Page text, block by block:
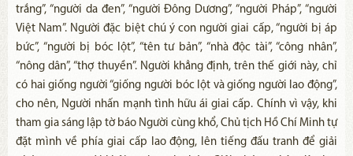
trắng”, “người da đen”, “người Đông Dương”, “người Pháp”, “người
Việt Nam”. Người đặc biệt chú ý con người giai cấp, “người bị áp
bức”, “người bị bóc lột”, “tên tư bản”, “nhà độc tài”, “công nhân”,
“nông dân”, “thợ thuyền”. Người khẳng định, trên thế giới này, chỉ
có hai giống người “giống người bóc lột và giống người lao động”,
cho nên, Người nhấn mạnh tình hữu ái giai cấp. Chính vì vậy, khi
tham gia sáng lập tờ báo Người cùng khổ, Chủ tịch Hồ Chí Minh tự
đặt mình về phía giai cấp lao động, lên tiếng đấu tranh để giải